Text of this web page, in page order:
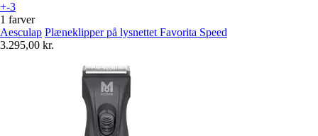
+-3
1 farver
Aesculap Plæneklipper på lysnettet Favorita Speed
3.295,00 kr.